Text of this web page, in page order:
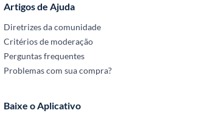
Artigos de Ajuda
Diretrizes da comunidade
Critérios de moderação
Perguntas frequentes
Problemas com sua compra?
Baixe o Aplicativo